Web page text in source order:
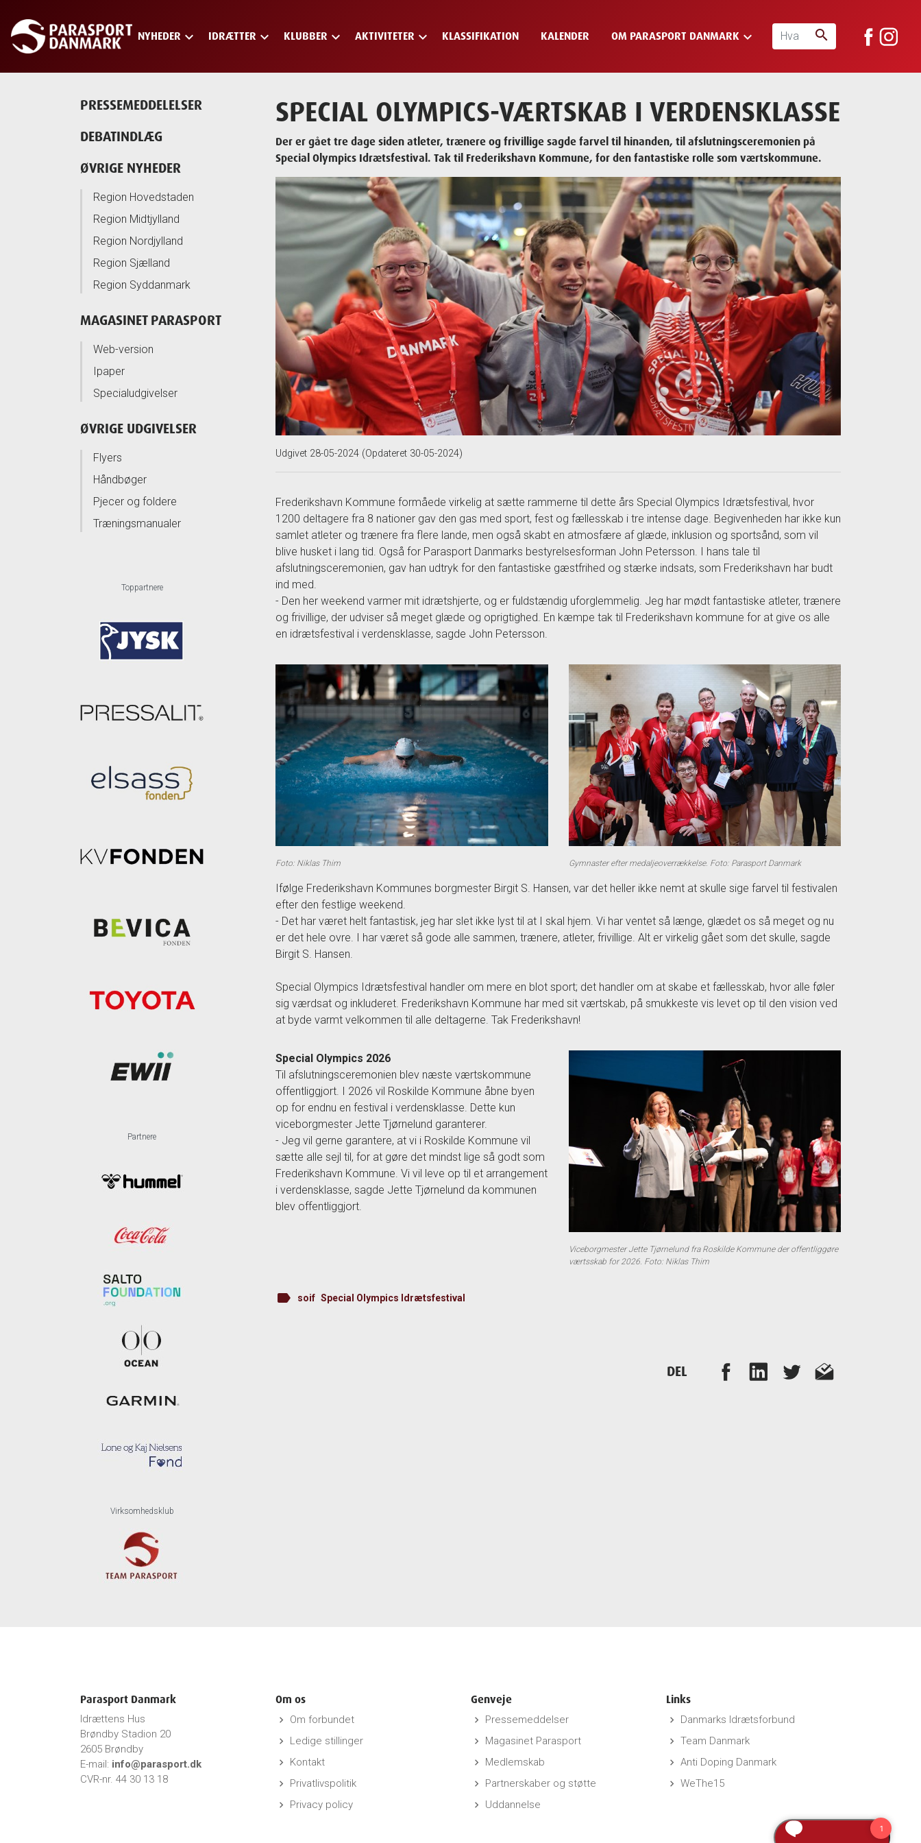
Skip
main
NYHEDER keyboard_arrow_down IDRÆTTER keyboard_arrow_down KLUBBER keyboard_arrow_down AKTIVITETER keyboard_arrow_down KLASSIFIKATION KALENDER OM PARASPORT DANMARK keyboard_arrow_down search
PRESSEMEDDELELSER
DEBATINDLÆG
ØVRIGE NYHEDER
Region Hovedstaden
Region Midtjylland
Region Nordjylland
Region Sjælland
Region Syddanmark
MAGASINET PARASPORT
Web-version
Ipaper
Specialudgivelser
ØVRIGE UDGIVELSER
Flyers
Håndbøger
Pjecer og foldere
Træningsmanualer
Toppartnere
Partnere
Virksomhedsklub
SPECIAL OLYMPICS-VÆRTSKAB I VERDENSKLASSE
Der er gået tre dage siden atleter, trænere og frivillige sagde farvel til hinanden, til afslutningsceremonien på
Special Olympics Idrætsfestival. Tak til Frederikshavn Kommune, for den fantastiske rolle som værtskommune.
Udgivet 28-05-2024 (Opdateret 30-05-2024)
Frederikshavn Kommune formåede virkelig at sætte rammerne til dette års Special Olympics Idrætsfestival, hvor
1200 deltagere fra 8 nationer gav den gas med sport, fest og fællesskab i tre intense dage. Begivenheden har ikke kun
samlet atleter og trænere fra flere lande, men også skabt en atmosfære af glæde, inklusion og sportsånd, som vil
blive husket i lang tid. Også for Parasport Danmarks bestyrelsesforman John Petersson. I hans tale til
afslutningsceremonien, gav han udtryk for den fantastiske gæstfrihed og stærke indsats, som Frederikshavn har budt
ind med.
- Den her weekend varmer mit idrætshjerte, og er fuldstændig uforglemmelig. Jeg har mødt fantastiske atleter, trænere
og frivillige, der udviser så meget glæde og oprigtighed. En kæmpe tak til Frederikshavn kommune for at give os alle
en idrætsfestival i verdensklasse, sagde John Petersson.
Foto: Niklas Thim Gymnaster efter medaljeoverrækkelse. Foto: Parasport Danmark
Ifølge Frederikshavn Kommunes borgmester Birgit S. Hansen, var det heller ikke nemt at skulle sige farvel til festivalen
efter den festlige weekend.
- Det har været helt fantastisk, jeg har slet ikke lyst til at I skal hjem. Vi har ventet så længe, glædet os så meget og nu
er det hele ovre. I har været så gode alle sammen, trænere, atleter, frivillige. Alt er virkelig gået som det skulle, sagde
Birgit S. Hansen.
Special Olympics Idrætsfestival handler om mere en blot sport; det handler om at skabe et fællesskab, hvor alle føler
sig værdsat og inkluderet. Frederikshavn Kommune har med sit værtskab, på smukkeste vis levet op til den vision ved
at byde varmt velkommen til alle deltagerne. Tak Frederikshavn!
Special Olympics 2026
Til afslutningsceremonien blev næste værtskommune
offentliggjort. I 2026 vil Roskilde Kommune åbne byen
op for endnu en festival i verdensklasse. Dette kun
viceborgmester Jette Tjørnelund garanterer.
- Jeg vil gerne garantere, at vi i Roskilde Kommune vil
sætte alle sejl til, for at gøre det mindst lige så godt som
Frederikshavn Kommune. Vi vil leve op til et arrangement
i verdensklasse, sagde Jette Tjørnelund da kommunen
blev offentliggjort.
Viceborgmester Jette Tjørnelund fra Roskilde Kommune der offentliggøre
værtsskab for 2026. Foto: Niklas Thim
label soif Special Olympics Idrætsfestival
DEL
Parasport Danmark
Idrættens Hus
Brøndby Stadion 20
2605 Brøndby
E-mail: info@parasport.dk
CVR-nr. 44 30 13 18
Om os
keyboard_arrow_right Om forbundet
keyboard_arrow_right Ledige stillinger
keyboard_arrow_right Kontakt
keyboard_arrow_right Privatlivspolitik
keyboard_arrow_right Privacy policy
Genveje
keyboard_arrow_right Pressemeddelser
keyboard_arrow_right Magasinet Parasport
keyboard_arrow_right Medlemskab
keyboard_arrow_right Partnerskaber og støtte
keyboard_arrow_right Uddannelse
Links
keyboard_arrow_right Danmarks Idrætsforbund
keyboard_arrow_right Team Danmark
keyboard_arrow_right Anti Doping Danmark
keyboard_arrow_right WeThe15